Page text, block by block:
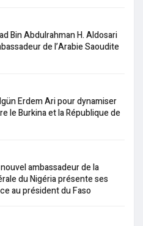
Bin Abdulrahman H. Aldosari
de l’Arabie Saoudite
Erdem Ari pour dynamiser
le Burkina et la République de
ambassadeur de la
du Nigéria présente ses
au président du Faso